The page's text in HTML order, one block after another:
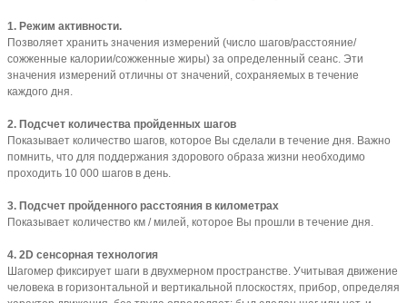
1. Режим активности.
Позволяет хранить значения измерений (число шагов/расстояние/
сожженные калории/сожженные жиры) за определенный сеанс. Эти
значения измерений отличны от значений, сохраняемых в течение
каждого дня.
2. Подсчет количества пройденных шагов
Показывает количество шагов, которое Вы сделали в течение дня. Важно
помнить, что для поддержания здорового образа жизни необходимо
проходить 10 000 шагов в день.
3. Подсчет пройденного расстояния в километрах
Показывает количество км / милей, которое Вы прошли в течение дня.
4. 2D сенсорная технология
Шагомер фиксирует шаги в двухмерном пространстве. Учитывая движение
человека в горизонтальной и вертикальной плоскостях, прибор, определяя